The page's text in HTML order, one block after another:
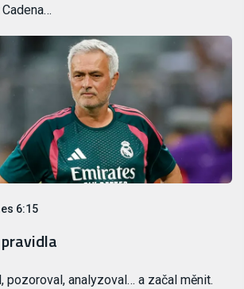
6:15
pozoroval, analyzoval… a začal měnit.